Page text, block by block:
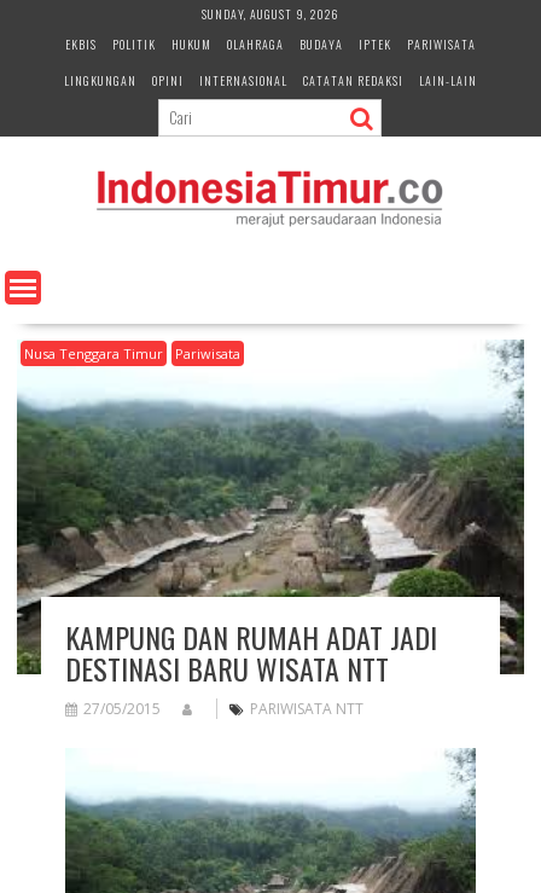
e
n
SUNDAY, AUGUST 9, 2026
EKBIS
POLITIK HUKUM OLAHRAGA BUDAYA IPTEK
PARIWISATA
LINGKUNGAN
OPINI INTERNASIONAL CATATAN REDAKSI LAIN-LAIN
Nusa Tenggara Timur Pariwisata
KAMPUNG DAN RUMAH ADAT JADI
DESTINASI BARU WISATA NTT
27/05/2015 PARIWISATA NTT